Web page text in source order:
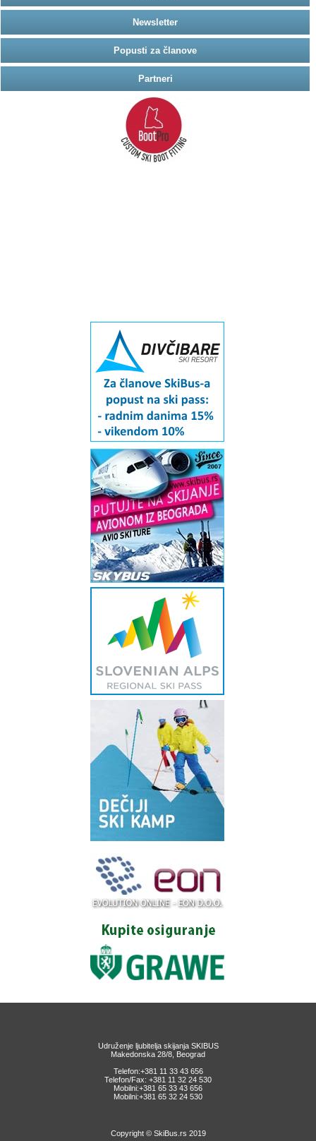
Newsletter
Popusti za članove
Partneri
Udruženje ljubitelja skijanja SKIBUS
Makedonska 28/8, Beograd
Telefon:+381 11 33 43 656
Telefon/Fax: +381 11 32 24 530
Mobilni:+381 65 33 43 656
Mobilni:+381 65 32 24 530
Copyright © SkiBus.rs 2019